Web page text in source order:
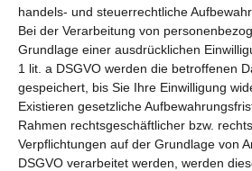
handels- und steuerrechtliche
Bei der Verarbeitung von
Grundlage einer ausdrücklichen
1 lit. a DSGVO werden die betroffenen
gespeichert, bis Sie Ihre Einwilligung
Existieren gesetzliche
Rahmen rechtsgeschäftlicher bzw.
Verpflichtungen auf der Grundlage von
DSGVO verarbeitet werden, werden